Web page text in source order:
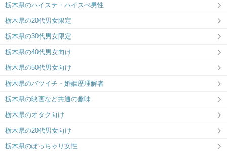
栃木県のハイステ・ハイスぺ男性
栃木県の20代男女限定
栃木県の30代男女限定
栃木県の40代男女向け
栃木県の50代男女向け
栃木県のバツイチ・婚姻歴理解者
栃木県の映画など共通の趣味
栃木県のオタク向け
栃木県の20代男女向け
栃木県のぽっちゃり女性